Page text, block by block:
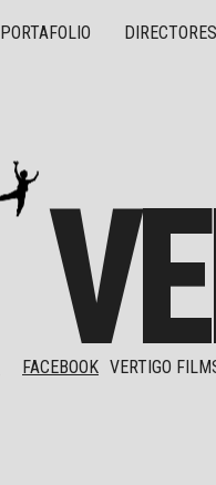
PORTAFOLIO DIRECTORES
FACEBOOK VERTIGO